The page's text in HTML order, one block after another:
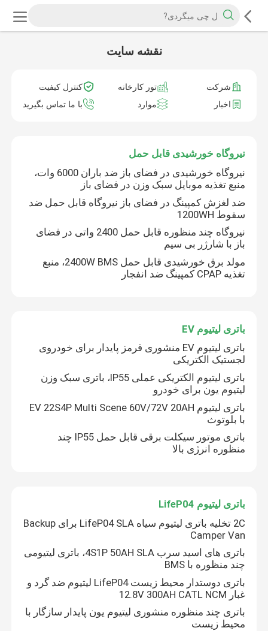
نقشه سایت
شرکت تور کارخانه
کنترل کیفیت
اخبار
موارد با ما تماس بگیرید
نیروگاه خورشیدی قابل حمل
نیروگاه خورشیدی در فضای باز ضد باران 6000 وات،
منبع تغذیه موبایل سبک وزن در فضای باز
ضد لغزش کمپینگ در فضای باز نیروگاه قابل حمل ضد
سقوط 1200WH
نیروگاه چند منظوره قابل حمل 2400 واتی در فضای
باز با شارژر بی سیم
مولد برق خورشیدی قابل حمل 2400W BMS، منبع
تغذیه CPAP کمپینگ ضد انفجار
باتری لیتیوم EV
باتری لیتیوم EV منشوری قرمز پایدار برای خودروی
لجستیک الکتریکی
باتری لیتیوم الکتریکی عملی IP55، باتری سبک وزن
لیتیوم یون برای خودرو
باتری لیتیوم EV 22S4P Multi Scene 60V/72V 20AH
با بلوتوث
باتری موتور سیکلت برقی قابل حمل IP55 چند
منظوره انرژی بالا
باتری لیتیوم LifeP04
2C تخلیه باتری لیتیوم سیاه LifeP04 SLA برای Backup
Camper Van
باتری های اسید سرب 4S1P 50AH SLA، باتری لیتیومی
چند منظوره با BMS
باتری دوستدار محیط زیست LifeP04 لیتیوم ضد گرد و
غبار 12.8V 300AH CATL NCM
باتری چند منظوره منشوری لیتیوم یون پایدار سازگار با
محیط زیست